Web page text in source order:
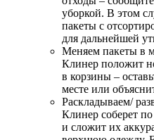
уборкой. В этом
пакеты с
для дальнейшей
Меняем пакеты в
Клинер положит
в корзины –
месте или
Раскладываем/
Клинер соберет
и сложит их